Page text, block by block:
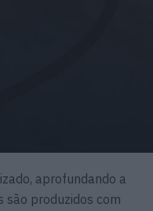
aprofundando a
são produzidos com